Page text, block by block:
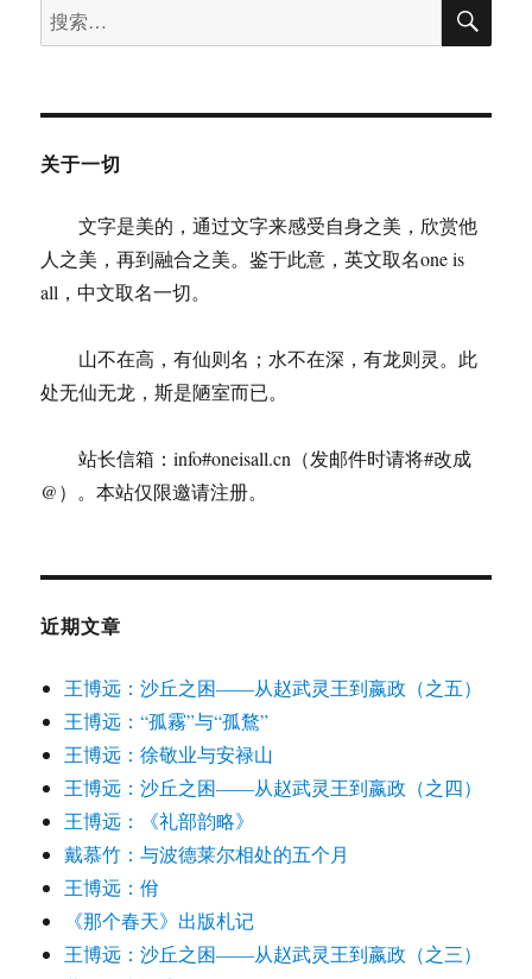
搜
索：
关于一切
文字是美的，通过文字来感受自身之美，欣赏他
人之美，再到融合之美。鉴于此意，英文取名one is
all，中文取名一切。
山不在高，有仙则名；水不在深，有龙则灵。此
处无仙无龙，斯是陋室而已。
站长信箱：info#oneisall.cn（发邮件时请将#改成
@）。本站仅限邀请注册。
近期文章
王博远：沙丘之困——从赵武灵王到嬴政（之五）
王博远：“孤霧”与“孤鶩”
王博远：徐敬业与安禄山
王博远：沙丘之困——从赵武灵王到嬴政（之四）
王博远：《礼部韵略》
戴慕竹：与波德莱尔相处的五个月
王博远：佾
《那个春天》出版札记
王博远：沙丘之困——从赵武灵王到嬴政（之三）